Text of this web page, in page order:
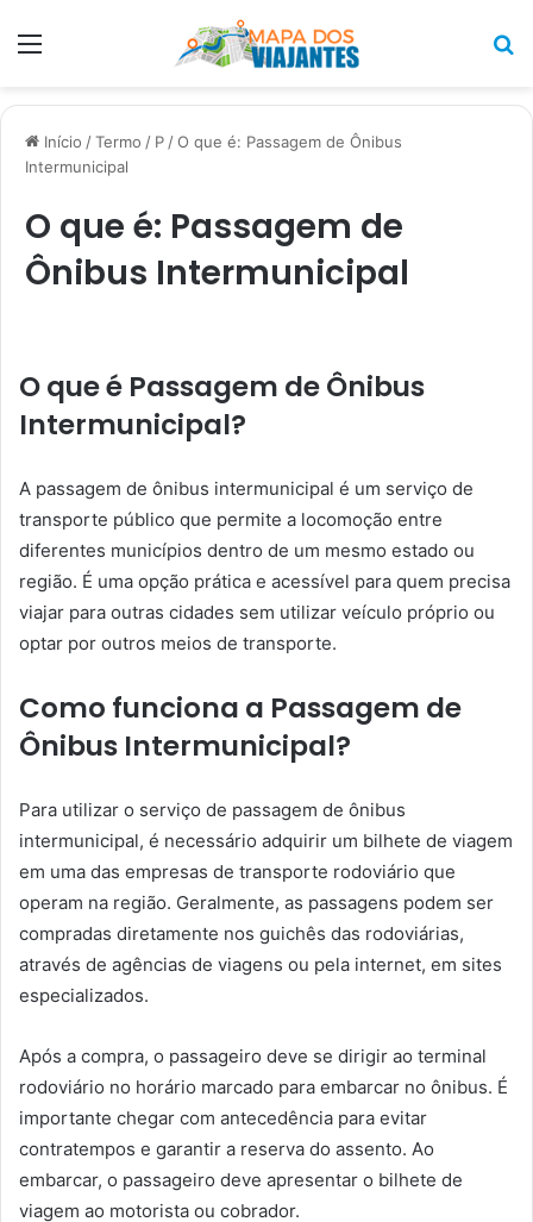
Menu
Início /Termo / P /O que é: Passagem de Ônibus
Intermunicipal
O que é: Passagem de
Ônibus Intermunicipal
O que é Passagem de Ônibus
Intermunicipal?
A passagem de ônibus intermunicipal é um serviço de
transporte público que permite a locomoção entre
diferentes municípios dentro de um mesmo estado ou
região. É uma opção prática e acessível para quem precisa
viajar para outras cidades sem utilizar veículo próprio ou
optar por outros meios de transporte.
Como funciona a Passagem de
Ônibus Intermunicipal?
Para utilizar o serviço de passagem de ônibus
intermunicipal, é necessário adquirir um bilhete de viagem
em uma das empresas de transporte rodoviário que
operam na região. Geralmente, as passagens podem ser
compradas diretamente nos guichês das rodoviárias,
através de agências de viagens ou pela internet, em sites
especializados.
Após a compra, o passageiro deve se dirigir ao terminal
rodoviário no horário marcado para embarcar no ônibus. É
importante chegar com antecedência para evitar
contratempos e garantir a reserva do assento. Ao
embarcar, o passageiro deve apresentar o bilhete de
viagem ao motorista ou cobrador.